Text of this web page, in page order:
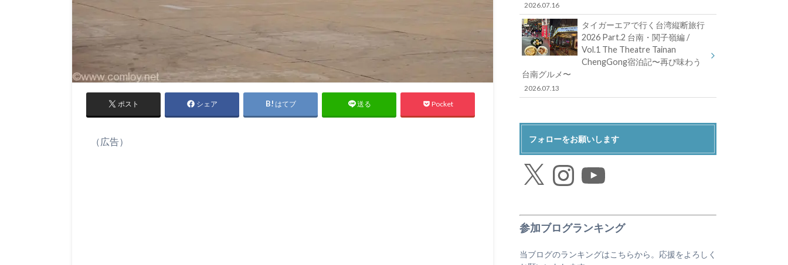
ポスト シェア はてブ 送る Pocket
（広告）
2026.07.16
タイガーエアで行く台湾縦断旅行
2026 Part.2 台南・関子嶺編 /
Vol.1 The Theatre Tainan
ChengGong宿泊記〜再び味わう
台南グルメ〜
2026.07.13
フォローをお願いします
Instagram
参加ブログランキング
当ブログのランキングはこちらから。応援をよろしく